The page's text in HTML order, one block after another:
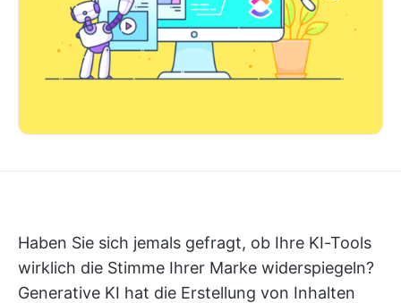
Haben Sie sich jemals gefragt, ob Ihre KI-Tools
wirklich die Stimme Ihrer Marke widerspiegeln?
Generative KI hat die Erstellung von Inhalten